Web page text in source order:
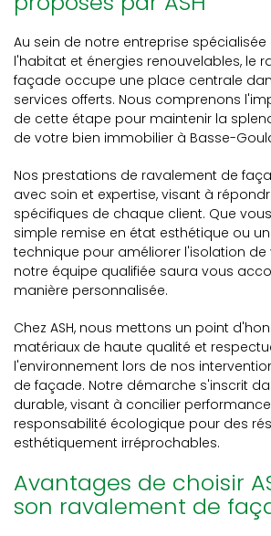
Au sein de notre entreprise
l'habitat et énergies renouvelables, le
façade occupe une place centrale
services offerts. Nous comprenons
de cette étape pour maintenir la
de votre bien immobilier à Basse-
Nos prestations de ravalement de
avec soin et expertise, visant à
spécifiques de chaque client. Que
simple remise en état esthétique ou
technique pour améliorer l'isolation
notre équipe qualifiée saura vous
manière personnalisée.
Chez ASH, nous mettons un point
matériaux de haute qualité et
l'environnement lors de nos
de façade. Notre démarche s'inscrit
durable, visant à concilier
responsabilité écologique pour des
esthétiquement irréprochables.
Avantages de choisir
son ravalement de